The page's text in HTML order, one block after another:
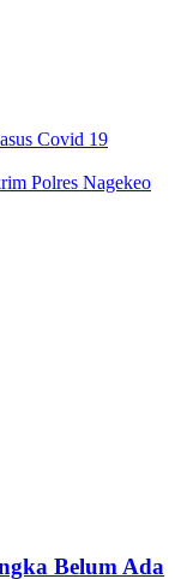
Covid 19
Polres Nagekeo
Belum Ada